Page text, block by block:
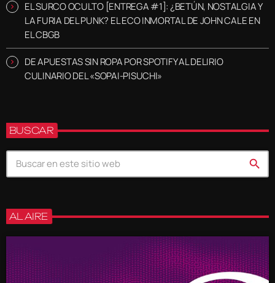
EL SURCO OCULTO [ENTREGA #1]: ¿BETÚN, NOSTALGIA Y
LA FURIA DEL PUNK? EL ECO INMORTAL DE JOHN CALE EN
EL CBGB
DE APUESTAS SIN ROPA POR SPOTIFY AL DELIRIO
CULINARIO DEL «SOPAI-PISUCHI»
BUSCAR
search
AL AIRE